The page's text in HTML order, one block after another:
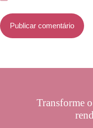
Publicar comentário
Transforme